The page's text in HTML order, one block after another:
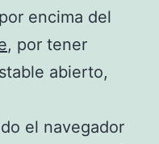
encima del
, por tener
abierto,
el navegador